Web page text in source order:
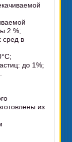
2 %;
сред в
до 1%;
из